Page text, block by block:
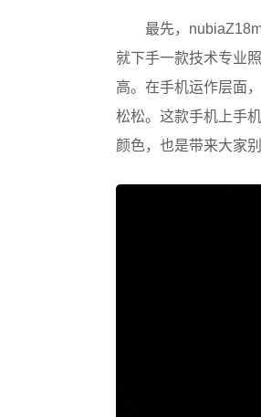
最先，
就下手一款技术专业
高。在手机运作层面
松松。这款手机上手
颜色，也是带来大家